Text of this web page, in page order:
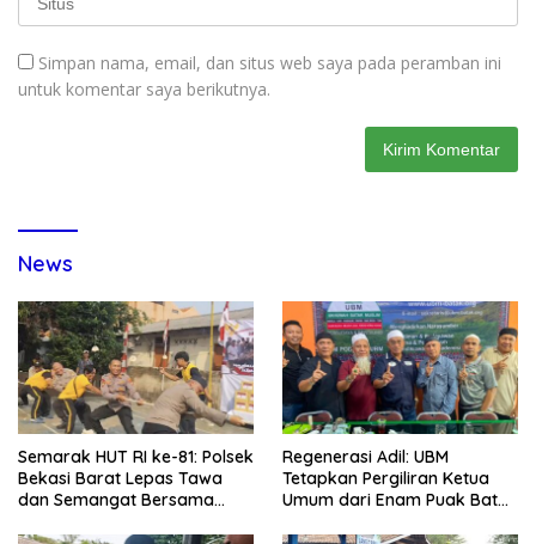
Simpan nama, email, dan situs web saya pada peramban ini
untuk komentar saya berikutnya.
News
Semarak HUT RI ke-81: Polsek
Bekasi Barat Lepas Tawa
dan Semangat Bersama
Regenerasi Adil: UBM
Tetapkan Pergiliran Ketua
Umum dari Enam Puak Batak